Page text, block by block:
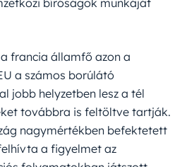
bíróságok munkáját
francia államfő azon a
a számos borúlátó
jobb helyzetben lesz a tél
továbbra is feltöltve tartják.
nagymértékben befektetett
a figyelmet az